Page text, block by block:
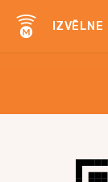
IZVĒLNE